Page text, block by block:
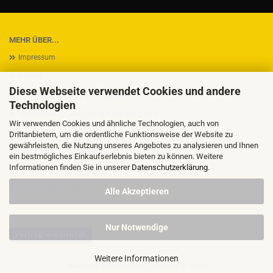
Diese Webseite verwendet Cookies und andere
Technologien
Wir verwenden Cookies und ähnliche Technologien, auch von
Drittanbietern, um die ordentliche Funktionsweise der Website zu
gewährleisten, die Nutzung unseres Angebotes zu analysieren und Ihnen
ein bestmögliches Einkaufserlebnis bieten zu können. Weitere
Informationen finden Sie in unserer Datenschutzerklärung.
Alle Akzeptieren
Nur Notwendige
Weitere Informationen
MEHR ÜBER...
Impressum
Versand- & Zahlungsbedingungen
Widerrufsrecht & Muster-Widerrufsformular
AGB
Privatsphäre und Datenschutz
Callback Service